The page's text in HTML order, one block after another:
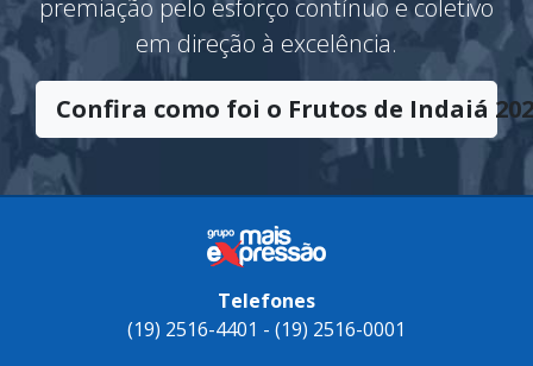
premiação pelo esforço contínuo e coletivo
em direção à excelência.
Confira como foi o Frutos de Indaiá
Telefones
(19) 2516-4401 - (19) 2516-0001